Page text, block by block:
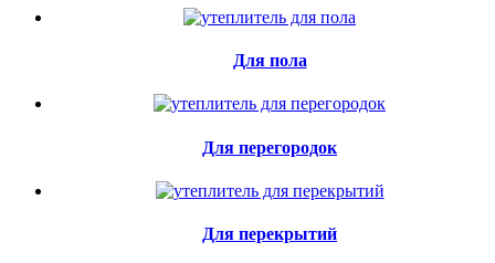
Для пола
Для перегородок
Для перекрытий